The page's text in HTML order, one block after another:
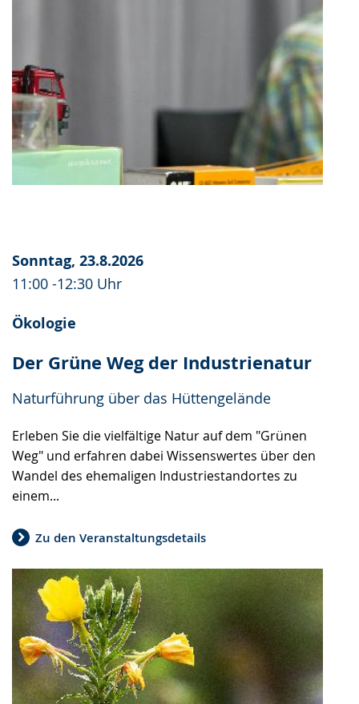
Sonntag, 23.8.2026
11:00 -12:30 Uhr
Ökologie
Der Grüne Weg der Industrienatur
Naturführung über das Hüttengelände
Erleben Sie die vielfältige Natur auf dem "Grünen
Weg" und erfahren dabei Wissenswertes über den
Wandel des ehemaligen Industriestandortes zu
einem...
Zu den Veranstaltungsdetails